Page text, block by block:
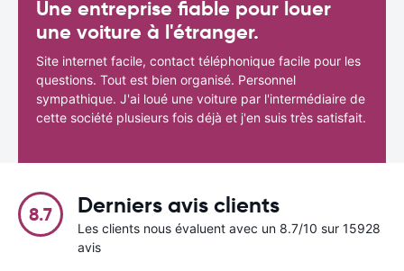
Une entreprise fiable pour louer
une voiture à l'étranger.
Site internet facile, contact téléphonique facile pour les
questions. Tout est bien organisé. Personnel
sympathique. J'ai loué une voiture par l'intermédiaire de
cette société plusieurs fois déjà et j'en suis très satisfait.
8.7 Derniers avis clients
Les clients nous évaluent avec un 8.7/10 sur 15928
avis